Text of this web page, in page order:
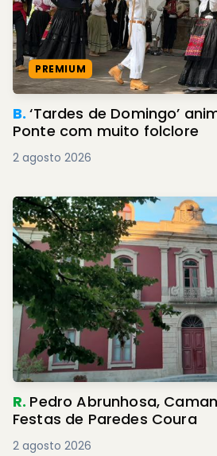
PREMIUM
B.‘Tardes de Domingo’
Ponte com muito folclore
2 agosto 2026
R. Pedro Abrunhosa,
Festas de Paredes Coura
2 agosto 2026